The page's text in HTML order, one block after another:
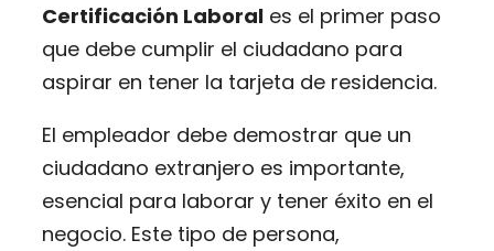
Certificación Laboral es el primer paso
que debe cumplir el ciudadano para
aspirar en tener la tarjeta de residencia.
El empleador debe demostrar que un
ciudadano extranjero es importante,
esencial para laborar y tener éxito en el
negocio. Este tipo de persona,